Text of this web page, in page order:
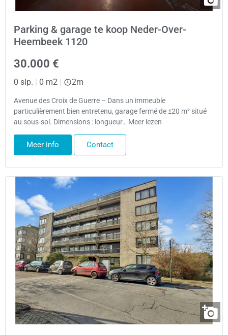
Parking & garage te koop Neder-Over-
Heembeek 1120
30.000 €
0 slp. | 0 m2 | 2m
Avenue des Croix de Guerre – Dans un immeuble
particulièrement bien entretenu, garage fermé de ±20 m² situé
au sous-sol. Dimensions : longueur… Meer lezen
Meer info Contact